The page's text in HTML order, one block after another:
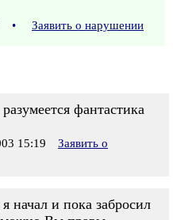
• Заявить о нарушении
фантастика
15:19
Заявить о
начал и пока забросил